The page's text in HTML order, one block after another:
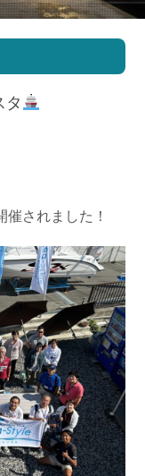
ボート販売
シースタイル
Sea-Style
Company
リンク集
Link
催されました！